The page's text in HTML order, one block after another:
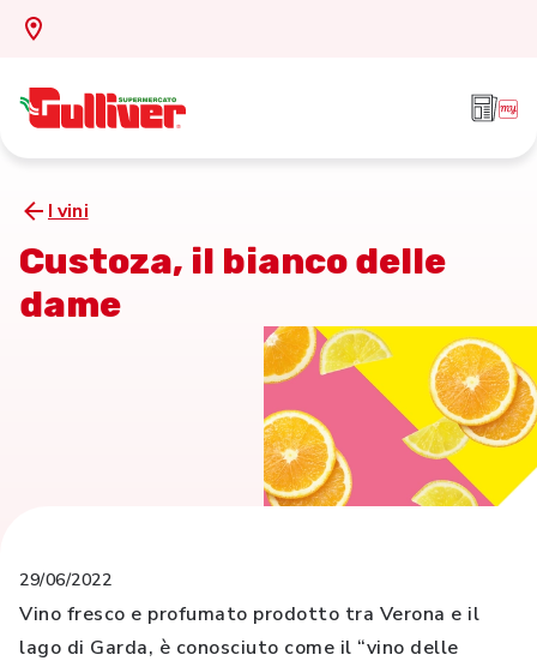
I vini
Custoza, il bianco delle
dame
29/06/2022
Vino fresco e profumato prodotto tra Verona e il
lago di Garda, è conosciuto come il “vino delle